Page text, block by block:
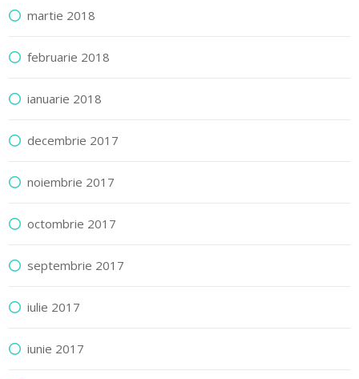
martie 2018
februarie 2018
ianuarie 2018
decembrie 2017
noiembrie 2017
octombrie 2017
septembrie 2017
iulie 2017
iunie 2017